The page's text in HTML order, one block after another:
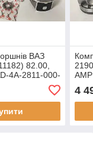
ВАЗ
82.00,
4A-2811-000-
4